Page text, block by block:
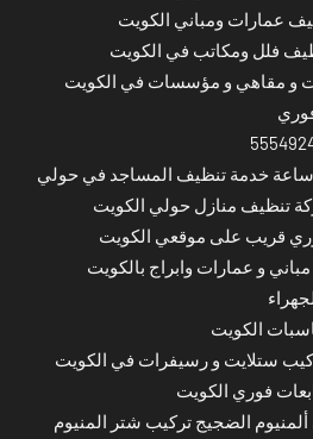
عمارات ومباني الكويت
فلل ومكاتب في الكويت
و مقاهي و مؤسسات في الكويت
تنظيف منازل حولي الكويت
قريب على موقعي الكويت
و عمارات وابراج بالكويت
الكويت
فوري الكويت
الضجيج تركيب شتر المنيوم